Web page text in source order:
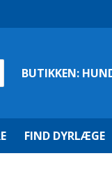
BUTIKKEN:
FIND DYRLÆGE